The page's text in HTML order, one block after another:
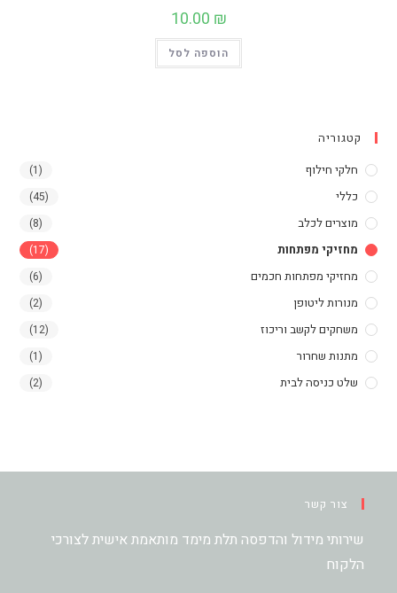
10.00 ₪
הוספה לסל
קטגוריה
חלקי חילוף
(1)
כללי (45)
מוצרים לכלב (8)
מחזיקי מפתחות (17)
מחזיקי מפתחות חכמים (6)
מנורות ליטופן (2)
משחקים לקשב וריכוז (12)
מתנות שחרור (1)
שלט כניסה לבית (2)
צור קשר
שירותי מידול והדפסה תלת מימד מותאמת אישית לצורכי
הלקוח